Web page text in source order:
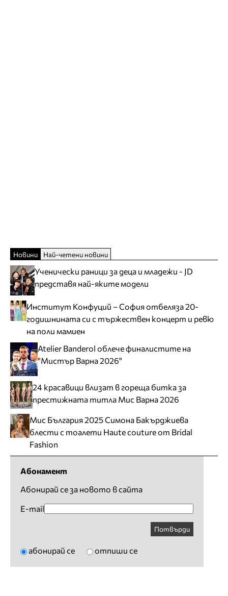
Новини Най-четени новини
Ученически раници за деца и младежи - JD
представя най-яките модели
Институт Конфуций – София отбеляза 20-
годишнината си с тържествен концерт и ревю
на поли мамиен
Atelier Banderol облече финалистите на
"Мистър Варна 2026"
24 красавици влизат в гореща битка за
престижната титла Мис Варна 2026
Мис България 2025 Симона Бакърджиева
блести с тоалети Haute couture от Bridal
Fashion
Абонамент
Абонирай се за новото в сайта
E-mail
Потвърди
абонирай се отпиши се